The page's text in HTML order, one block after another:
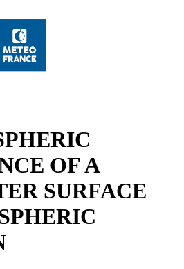
OF A
SURFACE